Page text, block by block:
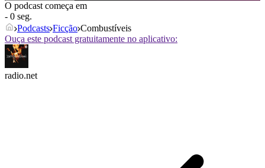
O podcast começa em
- 0 seg.
Podcasts Ficção Combustíveis
Ouça este podcast gratuitamente no aplicativo:
radio.net